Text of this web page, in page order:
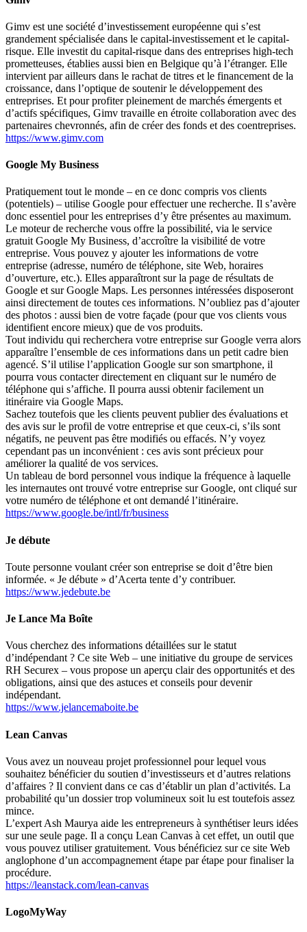
Gimv est une société d’investissement européenne qui s’est
grandement spécialisée dans le capital-investissement et le capital-
risque. Elle investit du capital-risque dans des entreprises high-tech
prometteuses, établies aussi bien en Belgique qu’à l’étranger. Elle
intervient par ailleurs dans le rachat de titres et le financement de la
croissance, dans l’optique de soutenir le développement des
entreprises. Et pour profiter pleinement de marchés émergents et
d’actifs spécifiques, Gimv travaille en étroite collaboration avec des
partenaires chevronnés, afin de créer des fonds et des coentreprises.
https://www.gimv.com
Google My Business
Pratiquement tout le monde – en ce donc compris vos clients
(potentiels) – utilise Google pour effectuer une recherche. Il s’avère
donc essentiel pour les entreprises d’y être présentes au maximum.
Le moteur de recherche vous offre la possibilité, via le service
gratuit Google My Business, d’accroître la visibilité de votre
entreprise. Vous pouvez y ajouter les informations de votre
entreprise (adresse, numéro de téléphone, site Web, horaires
d’ouverture, etc.). Elles apparaîtront sur la page de résultats de
Google et sur Google Maps. Les personnes intéressées disposeront
ainsi directement de toutes ces informations. N’oubliez pas d’ajouter
des photos : aussi bien de votre façade (pour que vos clients vous
identifient encore mieux) que de vos produits.
Tout individu qui recherchera votre entreprise sur Google verra alors
apparaître l’ensemble de ces informations dans un petit cadre bien
agencé. S’il utilise l’application Google sur son smartphone, il
pourra vous contacter directement en cliquant sur le numéro de
téléphone qui s’affiche. Il pourra aussi obtenir facilement un
itinéraire via Google Maps.
Sachez toutefois que les clients peuvent publier des évaluations et
des avis sur le profil de votre entreprise et que ceux-ci, s’ils sont
négatifs, ne peuvent pas être modifiés ou effacés. N’y voyez
cependant pas un inconvénient : ces avis sont précieux pour
améliorer la qualité de vos services.
Un tableau de bord personnel vous indique la fréquence à laquelle
les internautes ont trouvé votre entreprise sur Google, ont cliqué sur
votre numéro de téléphone et ont demandé l’itinéraire.
https://www.google.be/intl/fr/business
Je débute
Toute personne voulant créer son entreprise se doit d’être bien
informée. « Je débute » d’Acerta tente d’y contribuer.
https://www.jedebute.be
Je Lance Ma Boîte
Vous cherchez des informations détaillées sur le statut
d’indépendant ? Ce site Web – une initiative du groupe de services
RH Securex – vous propose un aperçu clair des opportunités et des
obligations, ainsi que des astuces et conseils pour devenir
indépendant.
https://www.jelancemaboite.be
Lean Canvas
Vous avez un nouveau projet professionnel pour lequel vous
souhaitez bénéficier du soutien d’investisseurs et d’autres relations
d’affaires ? Il convient dans ce cas d’établir un plan d’activités. La
probabilité qu’un dossier trop volumineux soit lu est toutefois assez
mince.
L’expert Ash Maurya aide les entrepreneurs à synthétiser leurs idées
sur une seule page. Il a conçu Lean Canvas à cet effet, un outil que
vous pouvez utiliser gratuitement. Vous bénéficiez sur ce site Web
anglophone d’un accompagnement étape par étape pour finaliser la
procédure.
https://leanstack.com/lean-canvas
LogoMyWay